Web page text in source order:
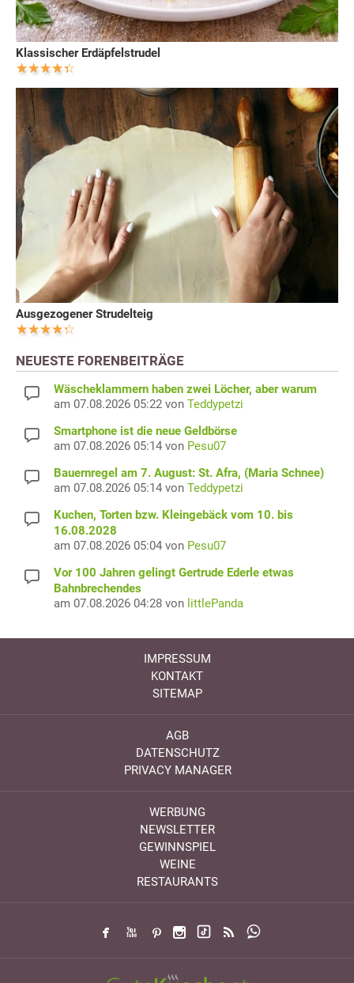
Klassischer Erdäpfelstrudel
Ausgezogener Strudelteig
NEUESTE FORENBEITRÄGE
Wäscheklammern haben zwei Löcher, aber warum
am 07.08.2026 05:22 von Teddypetzi
Smartphone ist die neue Geldbörse
am 07.08.2026 05:14 von Pesu07
Bauernregel am 7. August: St. Afra, (Maria Schnee)
am 07.08.2026 05:14 von Teddypetzi
Kuchen, Torten bzw. Kleingebäck vom 10. bis
16.08.2028
am 07.08.2026 05:04 von Pesu07
Vor 100 Jahren gelingt Gertrude Ederle etwas
Bahnbrechendes
am 07.08.2026 04:28 von littlePanda
IMPRESSUM
KONTAKT
SITEMAP
AGB
DATENSCHUTZ
PRIVACY MANAGER
WERBUNG
NEWSLETTER
GEWINNSPIEL
WEINE
RESTAURANTS